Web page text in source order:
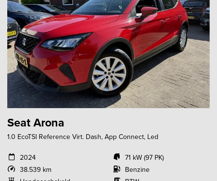
Seat Arona
1.0 EcoTSI Reference Virt. Dash, App Connect, Led
2024
38.539 km
71 kW (97 PK)
Benzine